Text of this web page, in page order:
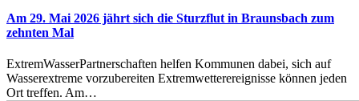
Am 29. Mai 2026 jährt sich die Sturzflut in Braunsbach zum
zehnten Mal
ExtremWasserPartnerschaften helfen Kommunen dabei, sich auf
Wasserextreme vorzubereiten Extremwetterereignisse können jeden
Ort treffen. Am…